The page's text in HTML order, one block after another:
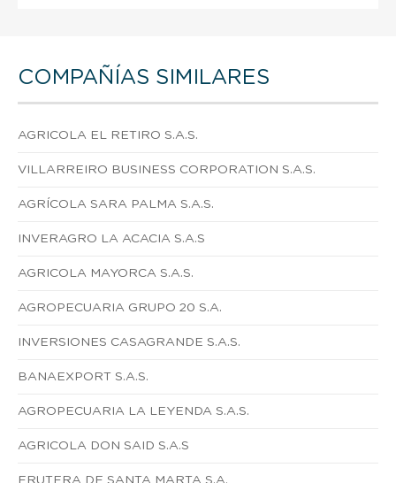
COMPAÑÍAS SIMILARES
AGRICOLA EL RETIRO S.A.S.
VILLARREIRO BUSINESS CORPORATION S.A.S.
AGRÍCOLA SARA PALMA S.A.S.
INVERAGRO LA ACACIA S.A.S
AGRICOLA MAYORCA S.A.S.
AGROPECUARIA GRUPO 20 S.A.
INVERSIONES CASAGRANDE S.A.S.
BANAEXPORT S.A.S.
AGROPECUARIA LA LEYENDA S.A.S.
AGRICOLA DON SAID S.A.S
FRUTERA DE SANTA MARTA S.A.